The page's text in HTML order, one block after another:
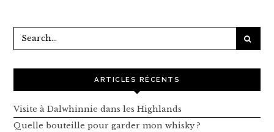
ARTICLES RÉCENTS
Visite à Dalwhinnie dans les Highlands
Quelle bouteille pour garder mon whisky ?